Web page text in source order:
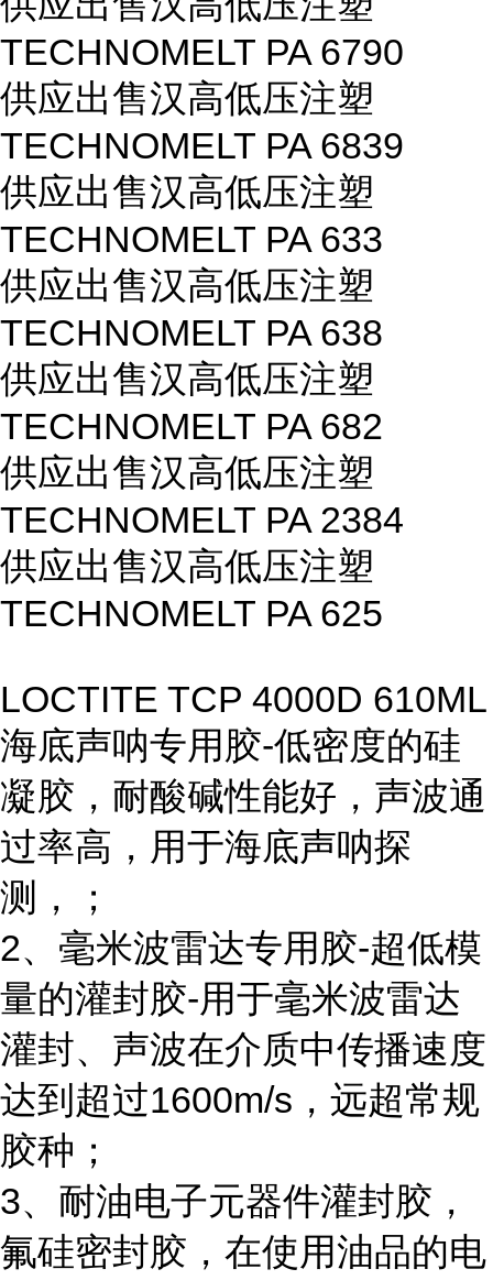
TECHNOMELT PA 6790
供应出售汉高低压注塑
TECHNOMELT PA 6839
供应出售汉高低压注塑
TECHNOMELT PA 633
供应出售汉高低压注塑
TECHNOMELT PA 638
供应出售汉高低压注塑
TECHNOMELT PA 682
供应出售汉高低压注塑
TECHNOMELT PA 2384
供应出售汉高低压注塑
TECHNOMELT PA 625
LOCTITE TCP 4000D 610ML
海底声呐专用胶-低密度的硅
凝胶，耐酸碱性能好，声波通
过率高，用于海底声呐探
测，；
2、毫米波雷达专用胶-超低模
量的灌封胶-用于毫米波雷达
灌封、声波在介质中传播速度
达到超过1600m/s，远超常规
胶种；
3、耐油电子元器件灌封胶，
氟硅密封胶，在使用油品的电